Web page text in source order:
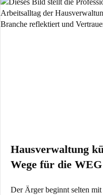
Hausverwaltung
Wege für die WEG
Der Ärger beginnt selten